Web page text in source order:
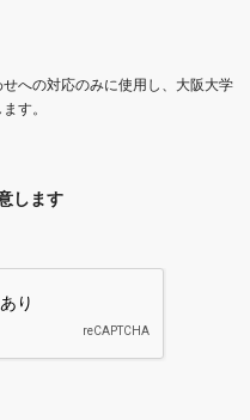
への対応のみに使用し、大阪大学
す。
します